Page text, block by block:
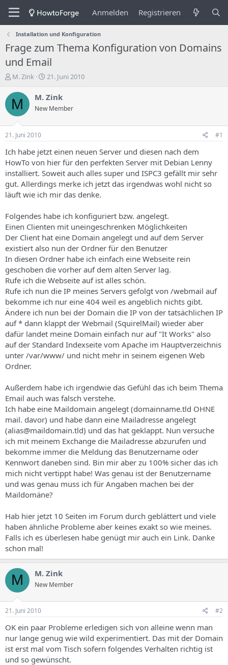
Anmelden Registrieren
Installation und Konfiguration
Frage zum Thema Konfiguration von Domains
und Email
E
s
t
e
e
r
e
s
T
h
m
s
M. Zink
E
s
e
n
g
s
d
a
t
m
21. Juni 2010
M M. Zink
New Member
21. Juni 2010 #1
Ich habe jetzt einen neuen Server und diesen nach dem
HowTo von hier für den perfekten Server mit Debian Lenny
installiert. Soweit auch alles super und ISPC3 gefällt mir sehr
gut. Allerdings merke ich jetzt das irgendwas wohl nicht so
läuft wie ich mir das denke.
Folgendes habe ich konfiguriert bzw. angelegt.
Einen Clienten mit uneingeschrenken Möglichkeiten
Der Client hat eine Domain angelegt und auf dem Server
existiert also nun der Ordner für den Benutzer
In diesen Ordner habe ich einfach eine Webseite rein
geschoben die vorher auf dem alten Server lag.
Rufe ich die Webseite auf ist alles schön.
Rufe ich nun die IP meines Servers gefolgt von /webmail auf
bekomme ich nur eine 404 weil es angeblich nichts gibt.
Ändere ich nun bei der Domain die IP von der tatsächlichen IP
auf * dann klappt der Webmail (SquirelMail) wieder aber
dafür landet meine Domain einfach nur auf "It Works" also
auf der Standard Indexseite vom Apache im Hauptverzeichnis
unter /var/www/ und nicht mehr in seinem eigenen Web
Ordner.
Außerdem habe ich irgendwie das Gefühl das ich beim Thema
Email auch was falsch verstehe.
Ich habe eine Maildomain angelegt (domainname.tld OHNE
mail. davor) und habe dann eine Mailadresse angelegt
(alias@maildomain.tld) und das hat geklappt. Nun versuche
ich mit meinem Exchange die Mailadresse abzurufen und
bekomme immer die Meldung das Benutzername oder
Kennwort daneben sind. Bin mir aber zu 100% sicher das ich
mich nicht vertippt habe! Was genau ist der Benutzername
und was genau muss ich für Angaben machen bei der
Maildomäne?
Hab hier jetzt 10 Seiten im Forum durch geblättert und viele
haben ähnliche Probleme aber keines exakt so wie meines.
Falls ich es überlesen habe genügt mir auch ein Link. Danke
schon mal!
M M. Zink
New Member
21. Juni 2010 #2
OK ein paar Probleme erledigen sich von alleine wenn man
nur lange genug wie wild experimentiert. Das mit der Domain
ist erst mal vom Tisch sofern folgendes Verhalten richtig ist
und so gewünscht.